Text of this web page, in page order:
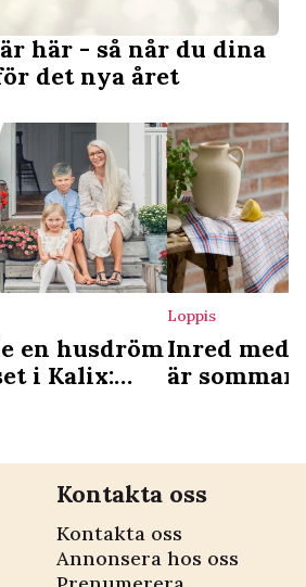
är här - så når du dina
det nya året
en husdröm
i Kalix:
Loppis
Inred med
är
Kontakta oss
Kontakta oss
Annonsera hos oss